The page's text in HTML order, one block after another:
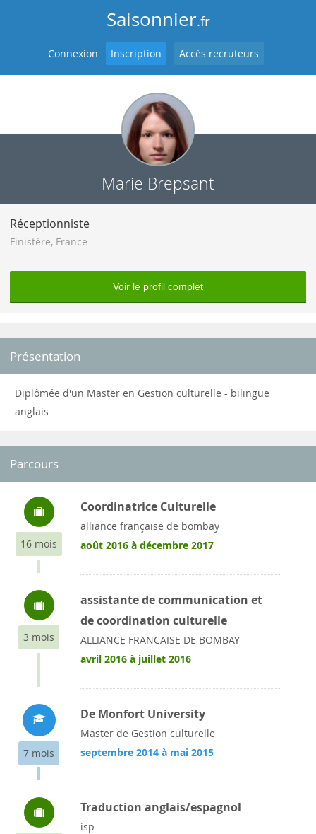
Saisonnier.fr
Connexion Inscription Accès recruteurs
Marie Brepsant
Réceptionniste
Finistère, France
Voir le profil complet
Présentation
Diplômée d'un Master en Gestion culturelle - bilingue
anglais
Parcours
16 mois
Coordinatrice Culturelle
alliance française de bombay
août 2016 à décembre 2017
3 mois
assistante de communication et
de coordination culturelle
ALLIANCE FRANCAISE DE BOMBAY
avril 2016 à juillet 2016
7 mois
De Monfort University
Master de Gestion culturelle
septembre 2014 à mai 2015
Traduction anglais/espagnol
isp